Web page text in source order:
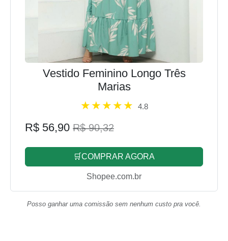
Vestido Feminino Longo Três
Marias
4.8
R$ 56,90 R$ 90,32
🛒COMPRAR AGORA
Shopee.com.br
Posso ganhar uma comissão sem nenhum custo pra você.